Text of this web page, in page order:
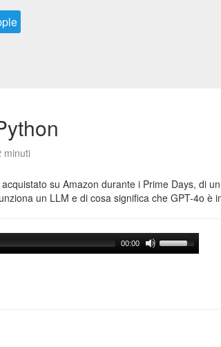
minuti
su Amazon durante i Prime Days, di
un LLM e di cosa significa che GPT-4o è
00:00